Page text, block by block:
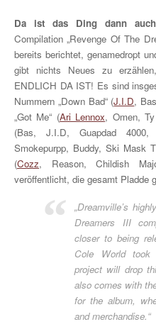
Da ist das Ding dann auch
Compilation „Revenge Of The
bereits berichtet, genamedropt
gibt nichts Neues zu
ENDLICH DA IST! Es sind
Nummern „Down Bad“ (J.I.D,
„Got Me“ (Ari Lennox, Omen,
(Bas, J.I.D, Guapdad
Smokepurpp, Buddy, Ski Mask
(Cozz, Reason, Childish
veröffentlicht, die gesamt Pladde
„Dreamville’s
Dreamers III
closer to being
Cole World took
project will drop
also comes with
for the album,
and merchandise.“